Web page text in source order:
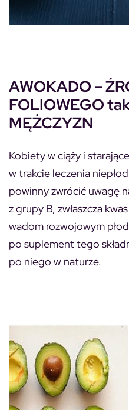
AWOKADO –
FOLIOWEGO
MĘŻCZYZN
Kobiety w ciąży i
w trakcie leczenia
powinny zwrócić uwagę
z grupy B, zwłaszcza
wadom rozwojowym
po suplement tego
po niego w naturze.